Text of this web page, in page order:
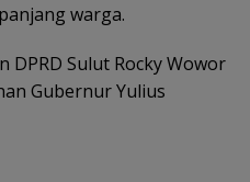
warga.
DPRD Sulut Rocky Wowor
Gubernur Yulius